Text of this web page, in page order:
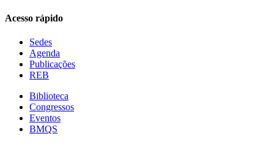
Acesso rápido
Sedes
Agenda
Publicações
REB
Biblioteca
Congressos
Eventos
BMQS